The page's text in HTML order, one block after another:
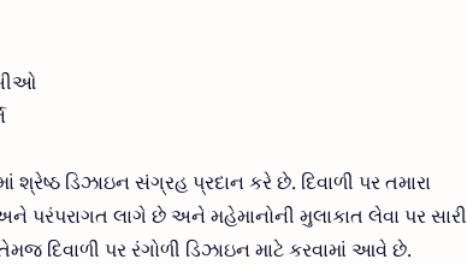
ડિઝાઇન સંગ્રહ પ્રદાન કરે છે. દિવાળી પર તમારા
પરંપરાગત લાગે છે અને મહેમાનોની મુલાકાત લેવા પર સારી
દિવાળી પર રંગોળી ડિઝાઇન માટે કરવામાં આવે છે.